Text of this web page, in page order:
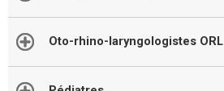
Oto-rhino-laryngologistes ORL